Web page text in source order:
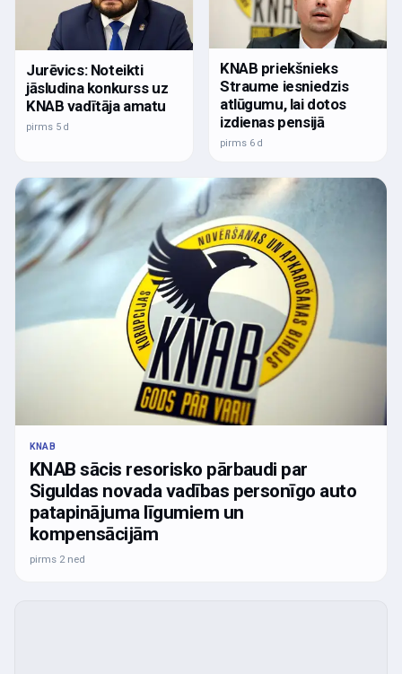
Jurēvics: Noteikti
jāsludina konkurss uz
KNAB vadītāja amatu
pirms 5 d
KNAB priekšnieks
Straume iesniedzis
atlūgumu, lai dotos
izdienas pensijā
pirms 6 d
KNAB
KNAB sācis resorisko pārbaudi par
Siguldas novada vadības personīgo auto
patapinājuma līgumiem un
kompensācijām
pirms 2 ned